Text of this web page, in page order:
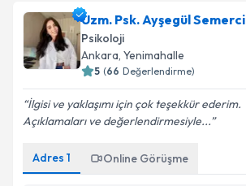
Uzm. Psk. Ayşegül Semerci
Psikoloji
Ankara, Yenimahalle
5 (66 Değerlendirme)
İlgisi ve yaklaşımı için çok teşekkür ederim.
Açıklamaları ve değerlendirmesiyle...
Adres 1 Online Görüşme